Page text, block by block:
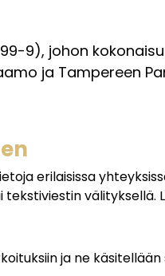
9), johon
ja Tampereen
erilaisissa
ja ne